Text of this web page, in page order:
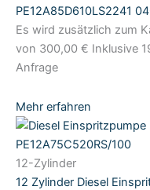
PE12A85D610LS2241
Es wird zusätzlich zum
von 300,00 € Inklusive
Anfrage
Mehr erfahren
12-Zylinder
12 Zylinder Diesel